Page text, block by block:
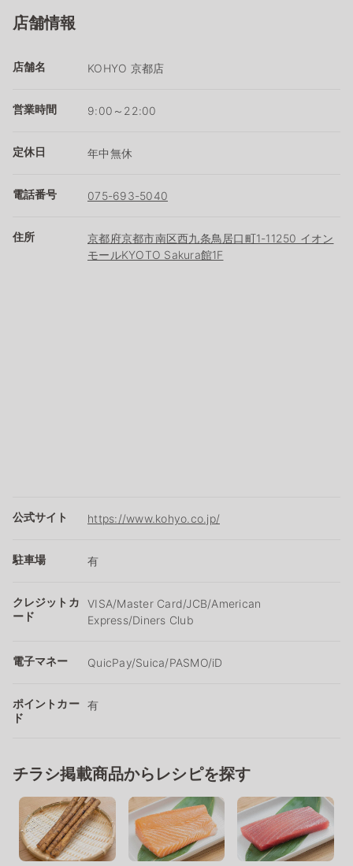
店舗情報
店舗名 KOHYO 京都店
営業時間 9:00～22:00
定休日 年中無休
電話番号 075-693-5040
住所
京都府京都市南区西九条鳥居口町1-11250 イオン
モールKYOTO Sakura館1F
公式サイト https://www.kohyo.co.jp/
駐車場 有
クレジットカ
ード
VISA/Master Card/JCB/American
Express/Diners Club
電子マネー QuicPay/Suica/PASMO/iD
ポイントカー
ド
有
チラシ掲載商品からレシピを探す